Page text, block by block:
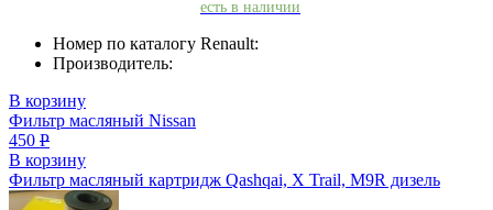
есть в наличии
Номер по каталогу Renault:
Производитель:
В корзину
Фильтр масляный Nissan
450 Р
В корзину
Фильтр масляный картридж Qashqai, X Trail, M9R дизель